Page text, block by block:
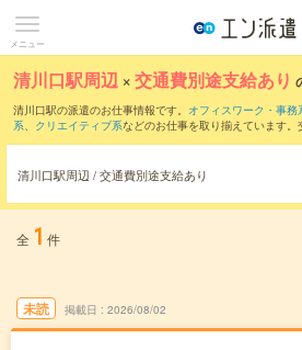
メニュー
清川口駅周辺 ×交通費別途支給あり
清川口駅の派遣のお仕事情報です。 オフィスワーク・事務
系、 クリエイティブ系などのお仕事を取り揃えています
清川口駅周辺 / 交通費別途支給あり
全 1 件
未読 掲載日 2026/08/02